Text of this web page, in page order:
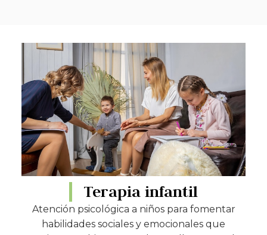
Terapia infantil
Atención psicológica a niños para fomentar
habilidades sociales y emocionales que